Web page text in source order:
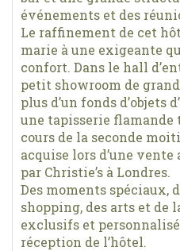
événements et des
Le raffinement de cet
marie à une exigeante
confort. Dans le hall
petit showroom de
plus d’un fonds d’objets
une tapisserie flamande
cours de la seconde
acquise lors d’une
par Christie’s à Londres.
Des moments spéciaux,
shopping, des arts et de
exclusifs et
réception de l’hôtel.